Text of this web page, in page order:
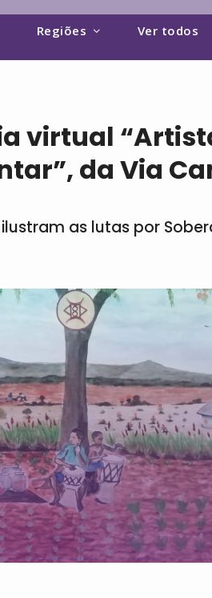
Regiões Ver todos
virtual
da Via
as lutas por